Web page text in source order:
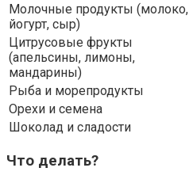
Молочные продукты (молоко,
йогурт, сыр)
Цитрусовые фрукты
(апельсины, лимоны,
мандарины)
Рыба и морепродукты
Орехи и семена
Шоколад и сладости
Что делать?